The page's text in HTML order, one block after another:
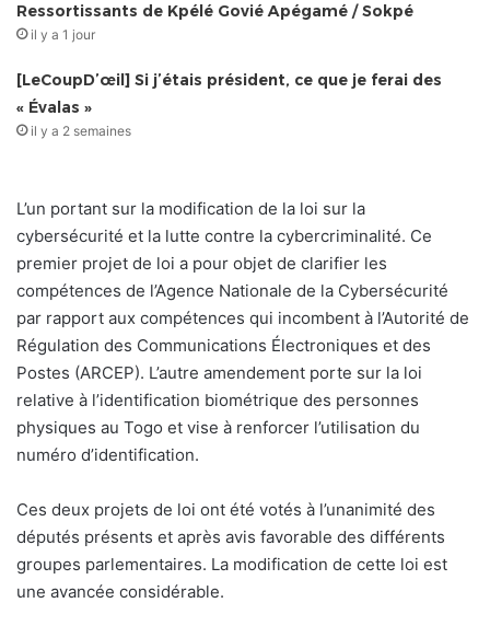
Ressortissants de Kpélé Govié Apégamé / Sokpé
il y a 1 jour
[LeCoupD’œil] Si j’étais président, ce que je ferai des
« Évalas »
il y a 2 semaines
L’un portant sur la modification de la loi sur la
cybersécurité et la lutte contre la cybercriminalité. Ce
premier projet de loi a pour objet de clarifier les
compétences de l’Agence Nationale de la Cybersécurité
par rapport aux compétences qui incombent à l’Autorité de
Régulation des Communications Électroniques et des
Postes (ARCEP). L’autre amendement porte sur la loi
relative à l’identification biométrique des personnes
physiques au Togo et vise à renforcer l’utilisation du
numéro d’identification.
Ces deux projets de loi ont été votés à l’unanimité des
députés présents et après avis favorable des différents
groupes parlementaires. La modification de cette loi est
une avancée considérable.